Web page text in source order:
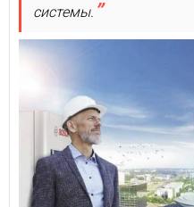
системы.